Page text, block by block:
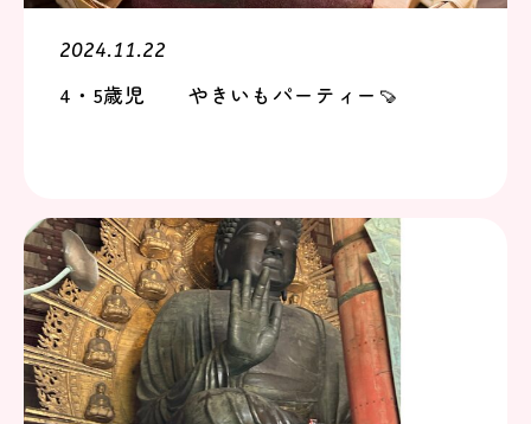
2024.11.22
4・5歳児 やきいもパーティー🍠